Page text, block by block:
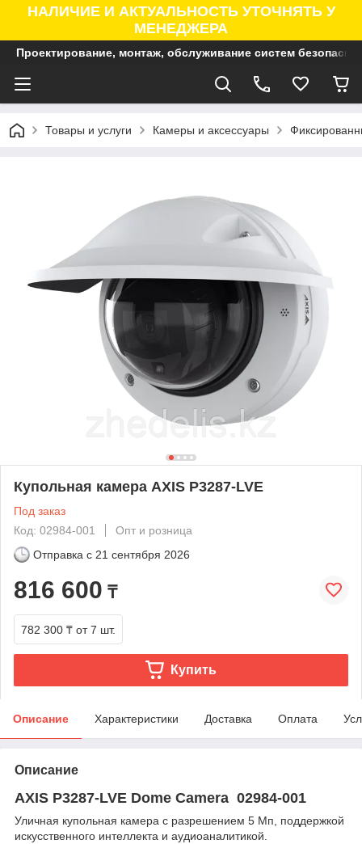
НАЛИЧИЕ И АКТУАЛЬНОСТЬ УТОЧНЯТЬ У
МЕНЕДЖЕРА
Проектирование, монтаж, обслуживание систем
Товары и услуги Камеры и аксессуары
Купольная камера AXIS P3287-LVE
Под заказ
Код: 02984-001
Опт и розница
Отправка с 21 сентября 2026
816 600 ₸
782 300 ₸ от 7 шт.
Купить
Описание Характеристики Доставка Оплата
Описание
AXIS P3287-LVE Dome Camera 02984-001
Уличная купольная камера с разрешением 5 Мп, поддержкой
искусственного интеллекта и аудиоаналитикой.